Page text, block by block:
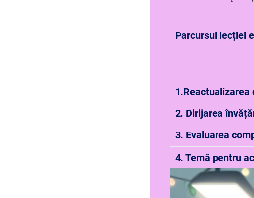
Parcursul lecției
1.Reactualizarea
2. Dirijarea
3. Evaluarea
4. Temă pentru